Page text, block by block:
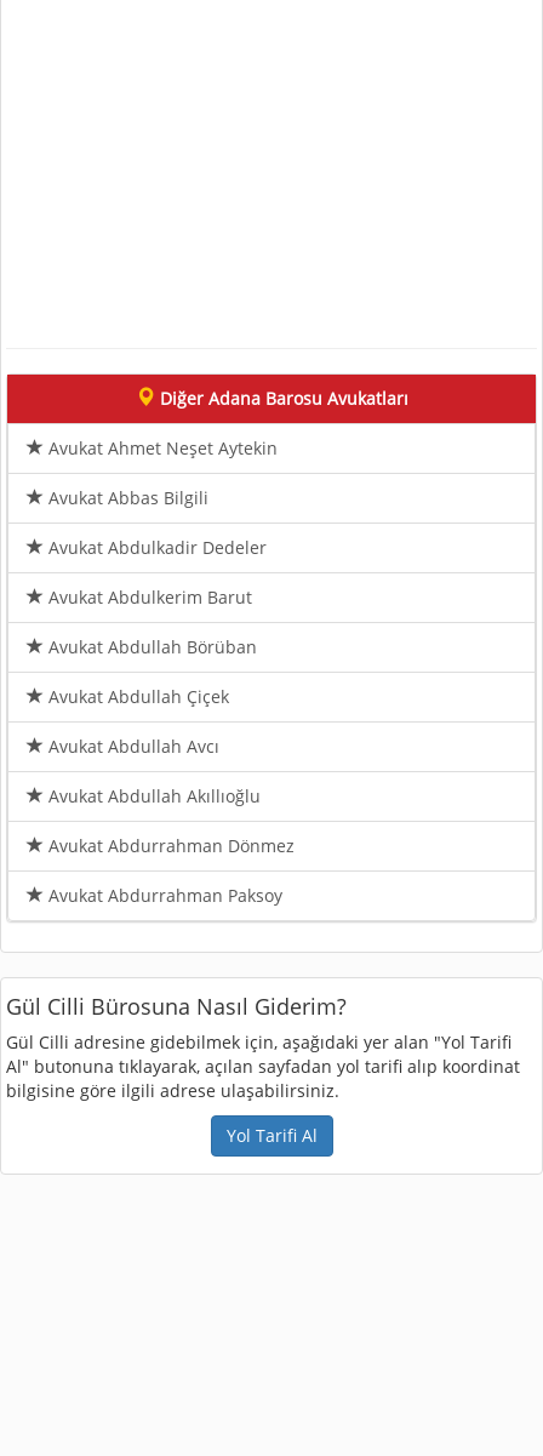
Diğer Adana Barosu Avukatları
Avukat Ahmet Neşet Aytekin
Avukat Abbas Bilgili
Avukat Abdulkadir Dedeler
Avukat Abdulkerim Barut
Avukat Abdullah Börüban
Avukat Abdullah Çiçek
Avukat Abdullah Avcı
Avukat Abdullah Akıllıoğlu
Avukat Abdurrahman Dönmez
Avukat Abdurrahman Paksoy
Gül Cilli Bürosuna Nasıl Giderim?
Gül Cilli adresine gidebilmek için, aşağıdaki yer alan "Yol Tarifi
Al" butonuna tıklayarak, açılan sayfadan yol tarifi alıp koordinat
bilgisine göre ilgili adrese ulaşabilirsiniz.
Yol Tarifi Al